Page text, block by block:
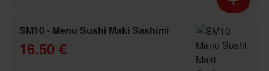
SM10 - Menu Sushi Maki Sashimi
16.50 €